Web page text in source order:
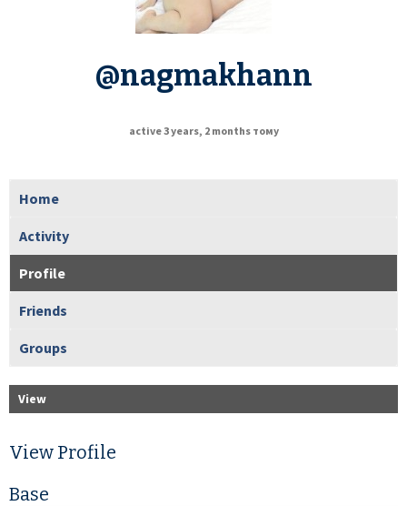
@nagmakhann
active 3 years, 2 months тому
Home
Activity
Profile
Friends
Groups
View
View Profile
Base